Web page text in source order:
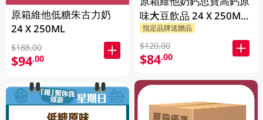
原箱維他低糖朱古力奶
24 X 250ML
$188.00
$94.00
味大豆飲品 24 X 250ML
(新舊包裝隨機發貨)
指定品牌送贈品
$120.00
$84.00